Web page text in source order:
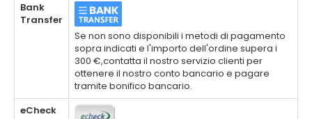
Bank
Transfer
Se non sono disponibili i metodi di pagamento
sopra indicati e l'importo dell'ordine supera i
300 €,contatta il nostro servizio clienti per
ottenere il nostro conto bancario e pagare
tramite bonifico bancario.
eCheck